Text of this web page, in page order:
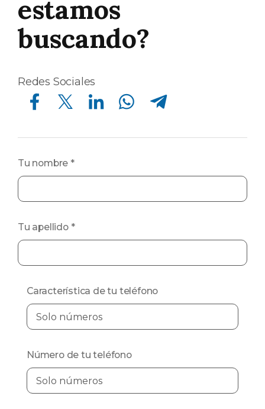
estamos
buscando?
Redes Sociales
Compartir en Facebook Compartir en Twitter Compartir en Linkedin Compartir en Whatsapp Compartir en Telegram
Tu nombre *
Tu apellido *
Característica de tu teléfono
Número de tu teléfono